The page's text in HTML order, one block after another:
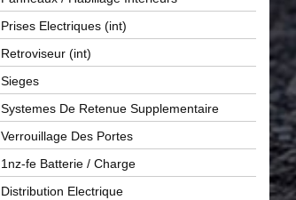
Prises Electriques (int)
Retroviseur (int)
Sieges
Systemes De Retenue Supplementaire
Verrouillage Des Portes
1nz-fe Batterie / Charge
Distribution Electrique